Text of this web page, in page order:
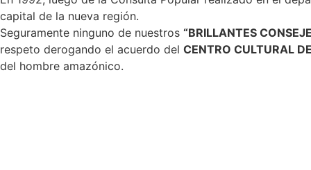
capital de la nueva región.
Seguramente ninguno de nuestros “BRILLANTES
respeto derogando el acuerdo del CENTRO CULTURAL
del hombre amazónico.